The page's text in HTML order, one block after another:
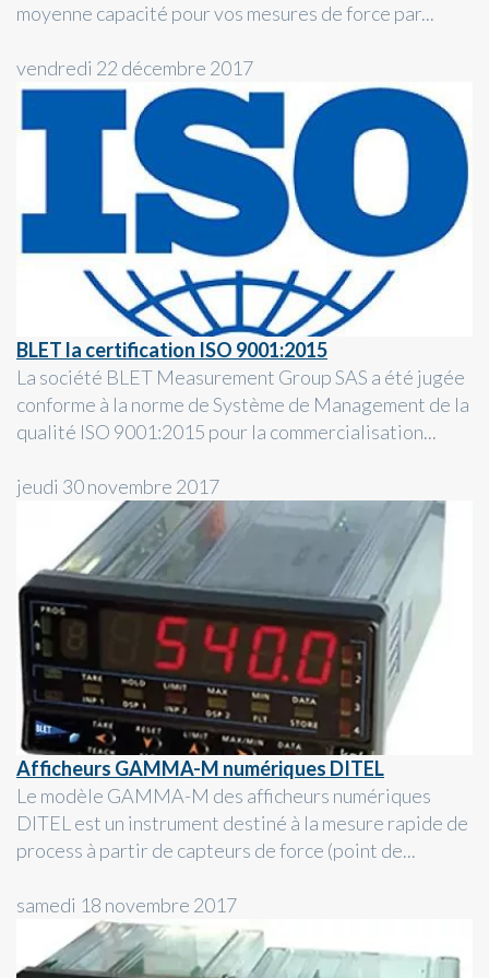
moyenne capacité pour vos mesures de force par...
vendredi 22 décembre 2017
BLET la certification ISO 9001:2015
La société BLET Measurement Group SAS a été jugée
conforme à la norme de Système de Management de la
qualité ISO 9001:2015 pour la commercialisation...
jeudi 30 novembre 2017
Afficheurs GAMMA-M numériques DITEL
Le modèle GAMMA-M des afficheurs numériques
DITEL est un instrument destiné à la mesure rapide de
process à partir de capteurs de force (point de...
samedi 18 novembre 2017